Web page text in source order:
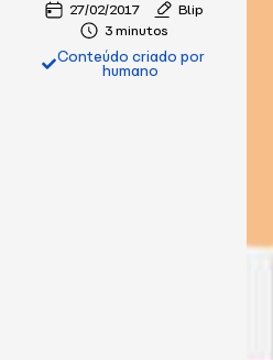
27/02/2017
Blip
3 minutos
Conteúdo criado por
humano